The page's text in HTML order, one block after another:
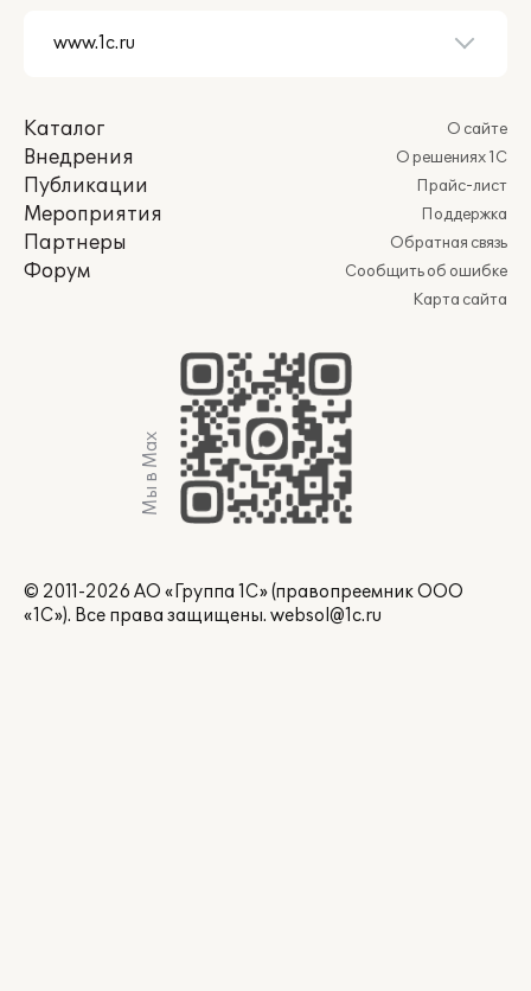
Каталог
Внедрения
Публикации
Мероприятия
Партнеры
Форум
О сайте
О решениях 1С
Прайс-лист
Поддержка
Обратная связь
Сообщить об ошибке
Карта сайта
Мы в Max
© 2011-2026 АО «Группа 1С» (правопреемник ООО
«1С»). Все права защищены. websol@1c.ru